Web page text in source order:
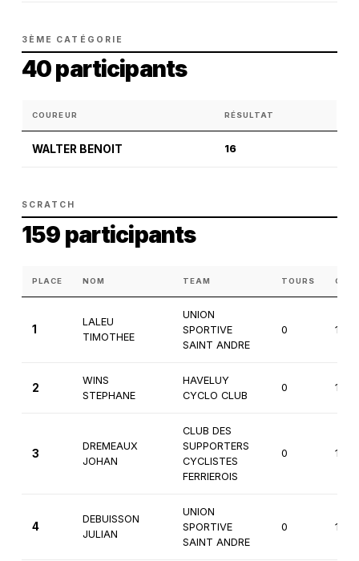
3ÈME CATÉGORIE
40 participants
COUREUR RÉSULTAT
WALTER BENOIT 16
SCRATCH
159 participants
PLACE NOM TEAM TOURS
1
LALEU
TIMOTHEE
UNION
SPORTIVE
SAINT ANDRE
0 1ère
2
WINS
STEPHANE
HAVELUY
CYCLO CLUB
0 1ère
3
DREMEAUX
JOHAN
CLUB DES
SUPPORTERS
CYCLISTES
FERRIEROIS
0 1ère
4
DEBUISSON
JULIAN
UNION
SPORTIVE
SAINT ANDRE
0 1ère